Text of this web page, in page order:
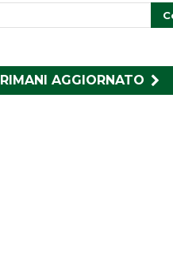
RIMANI AGGIORNATO